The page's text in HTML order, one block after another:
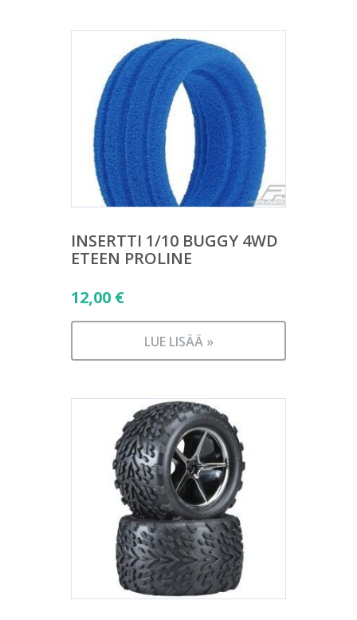
INSERTTI 1/10 BUGGY 4WD
ETEEN PROLINE
12,00 €
LUE LISÄÄ »